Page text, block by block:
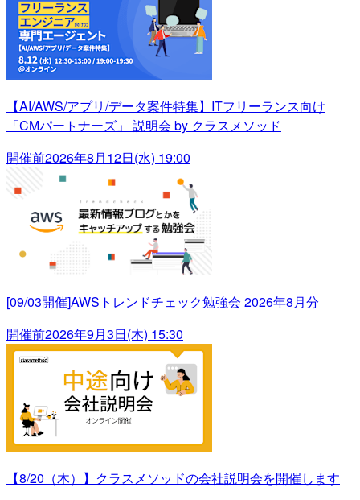
【AI/AWS/アプリ/データ案件特集】ITフリーランス向け
「CMパートナーズ」 説明会 by クラスメソッド
開催前2026年8月12日(水) 19:00
[09/03開催]AWSトレンドチェック勉強会 2026年8月分
開催前2026年9月3日(木) 15:30
【8/20（木）】クラスメソッドの会社説明会を開催します